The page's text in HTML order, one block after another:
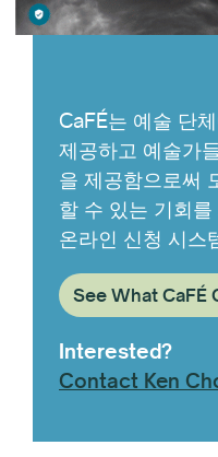
CaFÉ는 예술 단
제공하고 예술가
을 제공함으로써
할 수 있는 기회
온라인 신청 시스
See What CaFÉ
Interested?
Contact Ken